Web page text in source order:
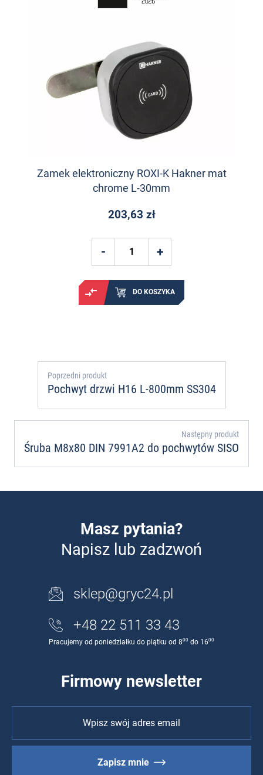
Zamek elektroniczny ROXI-K Hakner mat
chrome L-30mm
203,63 zł
DO KOSZYKA
Poprzedni produkt
Pochwyt drzwi H16 L-800mm SS304
Następny produkt
Śruba M8x80 DIN 7991A2 do pochwytów SISO
Masz pytania?
Napisz lub zadzwoń
sklep@gryc24.pl
+48 22 511 33 43
Pracujemy od poniedziałku do piątku od 800 do 1600
Firmowy newsletter
Zapisz mnie